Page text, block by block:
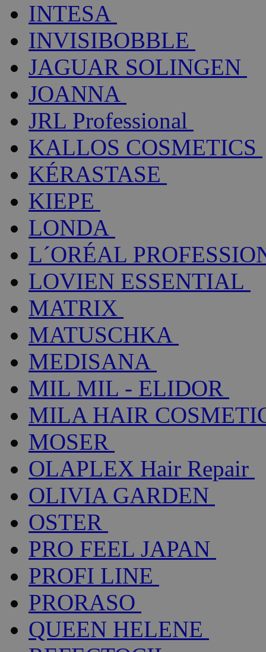
INTESA
INVISIBOBBLE
JAGUAR SOLINGEN
JOANNA
JRL Professional
KALLOS COSMETICS
KÉRASTASE
KIEPE
LONDA
L´ORÉAL
LOVIEN ESSENTIAL
MATRIX
MATUSCHKA
MEDISANA
MIL MIL - ELIDOR
MILA HAIR
MOSER
OLAPLEX Hair Repair
OLIVIA GARDEN
OSTER
PRO FEEL JAPAN
PROFI LINE
PRORASO
QUEEN HELENE